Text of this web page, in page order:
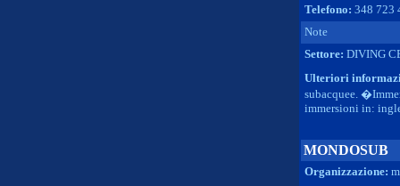
Telefono: 348 723
Note
Settore: DIVING
Ulteriori
subacquee.
immersioni in:
MONDOSUB
Organizzazione: